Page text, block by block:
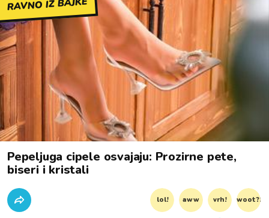
RAVNO IZ BAJKE
Pepeljuga cipele osvajaju: Prozirne pete,
biseri i kristali
lol! aww vrh! woot?!